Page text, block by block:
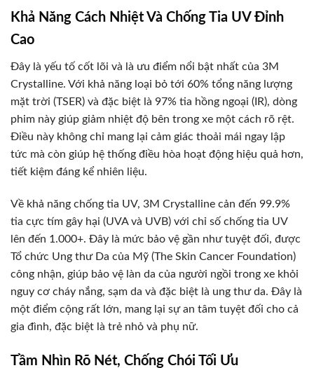
Khả Năng Cách Nhiệt Và Chống Tia UV Đỉnh
Cao
Đây là yếu tố cốt lõi và là ưu điểm nổi bật nhất của 3M
Crystalline. Với khả năng loại bỏ tới 60% tổng năng lượng
mặt trời (TSER) và đặc biệt là 97% tia hồng ngoại (IR), dòng
phim này giúp giảm nhiệt độ bên trong xe một cách rõ rệt.
Điều này không chỉ mang lại cảm giác thoải mái ngay lập
tức mà còn giúp hệ thống điều hòa hoạt động hiệu quả hơn,
tiết kiệm đáng kể nhiên liệu.
Về khả năng chống tia UV, 3M Crystalline cản đến 99.9%
tia cực tím gây hại (UVA và UVB) với chỉ số chống tia UV
lên đến 1.000+. Đây là mức bảo vệ gần như tuyệt đối, được
Tổ chức Ung thư Da của Mỹ (The Skin Cancer Foundation)
công nhận, giúp bảo vệ làn da của người ngồi trong xe khỏi
nguy cơ cháy nắng, sạm da và đặc biệt là ung thư da. Đây là
một điểm cộng rất lớn, mang lại sự an tâm tuyệt đối cho cả
gia đình, đặc biệt là trẻ nhỏ và phụ nữ.
Tầm Nhìn Rõ Nét, Chống Chói Tối Ưu